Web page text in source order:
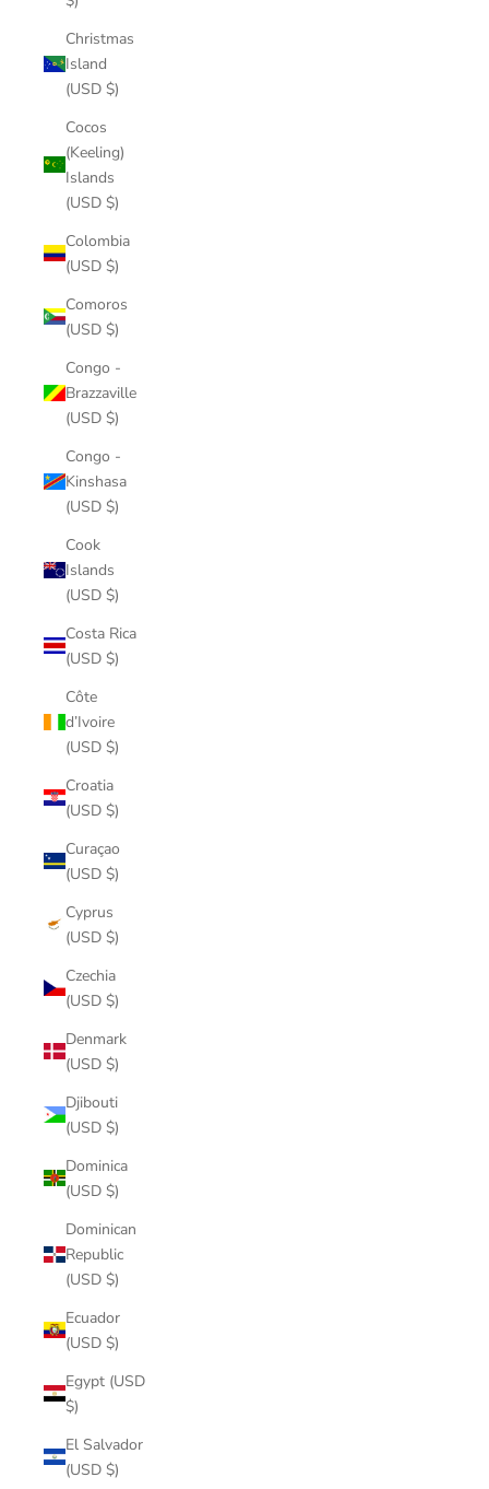
Christmas
Island
(USD $)
Cocos
(Keeling)
Islands
(USD $)
Colombia
(USD $)
Comoros
(USD $)
Congo -
Brazzaville
(USD $)
Congo -
Kinshasa
(USD $)
Cook
Islands
(USD $)
Costa Rica
(USD $)
Côte
d’Ivoire
(USD $)
Croatia
(USD $)
Curaçao
(USD $)
Cyprus
(USD $)
Czechia
(USD $)
Denmark
(USD $)
Djibouti
(USD $)
Dominica
(USD $)
Dominican
Republic
(USD $)
Ecuador
(USD $)
Egypt (USD
$)
El Salvador
(USD $)